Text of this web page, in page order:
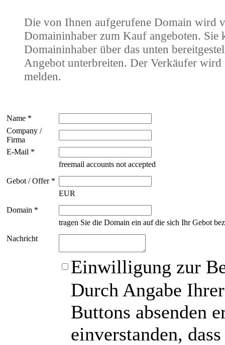
Die von Ihnen aufgerufene Domain wird
Domaininhaber zum Kauf angeboten. Sie
Domaininhaber über das unten
Angebot unterbreiten. Der Verkäufer wird
melden.
Name *
Company /
Firma
E-Mail *
freemail accounts not accepted
Gebot / Offer *
EUR
Domain *
tragen Sie die Domain ein auf die sich Ihr Gebot
Nachricht
Einwilligung zur
Durch Angabe
Buttons absenden
einverstanden,